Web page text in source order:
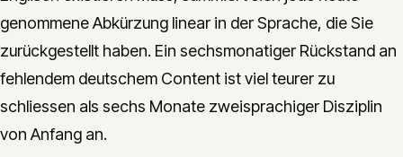
genommene Abkürzung linear in der Sprache, die Sie
zurückgestellt haben. Ein sechsmonatiger Rückstand an
fehlendem deutschem Content ist viel teurer zu
schliessen als sechs Monate zweisprachiger Disziplin
von Anfang an.